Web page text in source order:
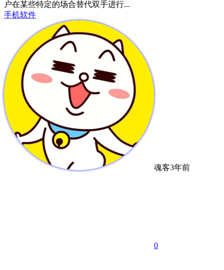
户在某些特定的场合替代双手进行...
手机软件
魂客3年前
0